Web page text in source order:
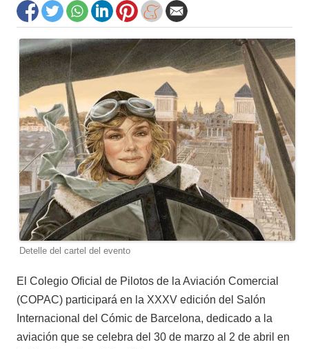
Detelle del cartel del evento
El Colegio Oficial de Pilotos de la Aviación Comercial
(COPAC) participará en la XXXV edición del Salón
Internacional del Cómic de Barcelona, dedicado a la
aviación que se celebra del 30 de marzo al 2 de abril en